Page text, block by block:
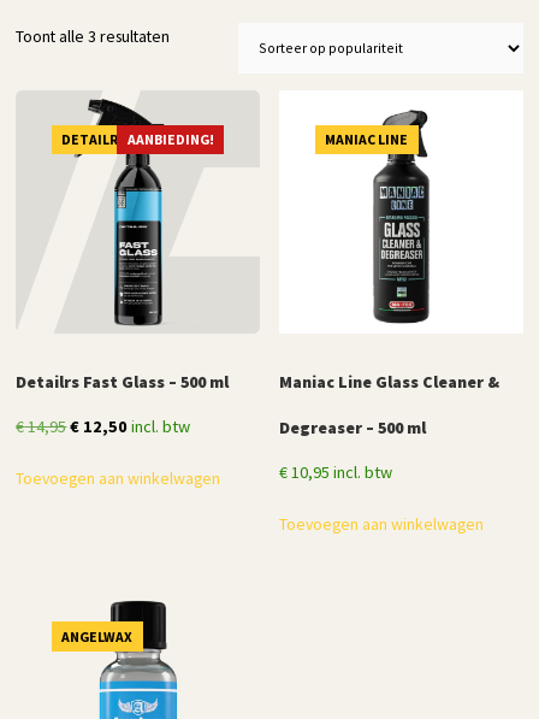
Toont alle 3 resultaten
AANBIEDING!
DETAILRS
Detailrs Fast Glass – 500 ml
€14,95Oorspronkelijke
was:
€ 12,50Huidige
is:
incl. btw
Toevoegen aan winkelwagen
MANIAC LINE
Maniac Line Glass Cleaner &
Degreaser – 500 ml
€ 10,95 incl. btw
Toevoegen aan winkelwagen
ANGELWAX